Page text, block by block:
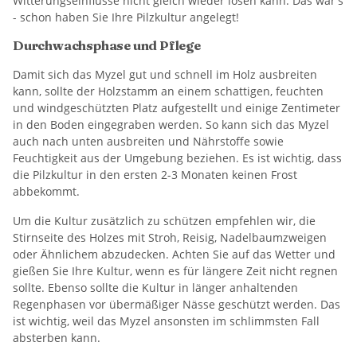
- schon haben Sie Ihre Pilzkultur angelegt!
Durchwachsphase und Pflege
Damit sich das Myzel gut und schnell im Holz ausbreiten
kann, sollte der Holzstamm an einem schattigen, feuchten
und windgeschützten Platz aufgestellt und einige Zentimeter
in den Boden eingegraben werden. So kann sich das Myzel
auch nach unten ausbreiten und Nährstoffe sowie
Feuchtigkeit aus der Umgebung beziehen. Es ist wichtig, dass
die Pilzkultur in den ersten 2-3 Monaten keinen Frost
abbekommt.
Um die Kultur zusätzlich zu schützen empfehlen wir, die
Stirnseite des Holzes mit Stroh, Reisig, Nadelbaumzweigen
oder Ähnlichem abzudecken. Achten Sie auf das Wetter und
gießen Sie Ihre Kultur, wenn es für längere Zeit nicht regnen
sollte. Ebenso sollte die Kultur in länger anhaltenden
Regenphasen vor übermäßiger Nässe geschützt werden. Das
ist wichtig, weil das Myzel ansonsten im schlimmsten Fall
absterben kann.